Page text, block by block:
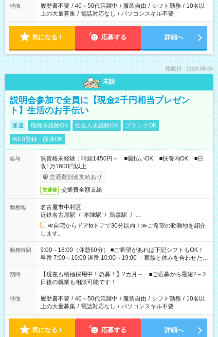
合は応募できません。
特徴 履歴書不要 / 40～50代活躍中 / 服装自由 / シフト勤務 / 10名以
上の大量募集 / 電話対応なし / パソコンスキル不要
気になる！ 応募する 詳細へ
掲載日：2026.08.05
未読
説明会参加で全員に【現金2千円相当プレゼン
ト】生活のお手伝い
派遣 職種未経験OK 社会人未経験OK
ブランクOK
WEB登録・面接OK
給与
無資格未経験：時給1450円～ ■週払いOK ■扶養内OK ■日
収1万1600円以上
交通費別途支給あり
交通費 交通費全額支給
勤務地
名古屋市中村区
近鉄名古屋駅 / 本陣駅 / 烏森駅 / …
≪自宅からドアtoドアで30分以内！≫ご希望の勤務地を紹介
します。
勤務時間
9:00～18:00（休憩60分） ■ご希望があれば下記シフトもOK！
早番 7:00～16:00 遅番 10:00～19:00 「家族と休みを合わせた
い」 「余裕を持って夕飯の準備がしたい」 「できれば残業はし
たくない」 など、ご希望を教えてくださいね。 ※Wワーク希望
の方へ 今ご覧のお仕事で希望する勤務時間と、もう1つのお仕事
の勤務時間。 合計で週40時間を超える場合は応募できません。
期間
【現在も積極採用中！急募！】2カ月～ ■ご応募から最短2～3
日後の就業も相談可能です！
特徴 履歴書不要 / 40～50代活躍中 / 服装自由 / シフト勤務 / 10名以
上の大量募集 / 電話対応なし / パソコンスキル不要
気になる！ 応募する 詳細へ